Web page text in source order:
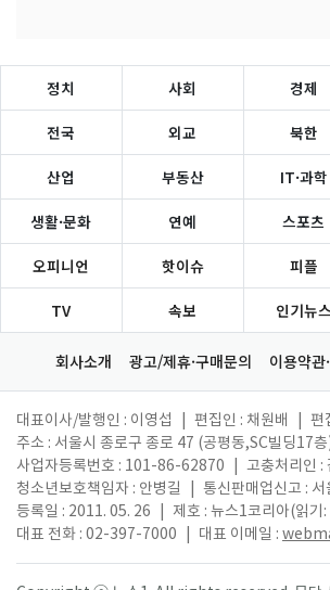
정치 사회 경제
전국 외교 북한
산업 부동산 IT·과학
생활·문화 연예 스포츠
오피니언 핫이슈 피플
TV 속보 인기뉴스
회사소개 광고/제휴·구매문의 이용약관
대표이사/발행인 : 이영섭 편집인 : 채원배 편
주소 : 서울시 종로구 종로 47 (공평동,SC빌딩17
사업자등록번호 : 101-86-62870
고충처리인 :
청소년보호책임자 : 안병길
통신판매업신고 :
등록일 : 2011. 05. 26
제호 : 뉴스1코리아(읽기
대표 전화 : 02-397-7000
대표 이메일 :